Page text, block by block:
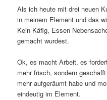
Als ich heute mit drei neuen
in meinem Element und das
Kein Käfig, Essen
gemacht wurdest.
Ok, es macht Arbeit, es
mehr frisch, sondern
mehr aufgeräumt habe und
eindeutig im Element.